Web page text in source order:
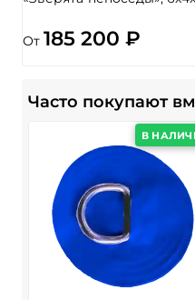
От 185 200 ₽
Часто покупают
В